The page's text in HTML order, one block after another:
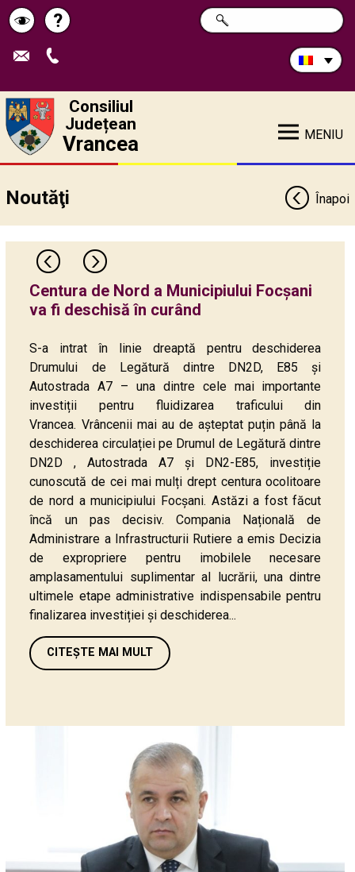
Schimbă
contrastul
Pagina
de
?
Caută
în
CAUTĂ
Consiliul
Județean
Vrancea MENIU
Noutăţi Înapoi
Centura de Nord a Municipiului Focșani
va fi deschisă în curând
S-a intrat în linie dreaptă pentru deschiderea
Drumului de Legătură dintre DN2D, E85 și
Autostrada A7 – una dintre cele mai importante
investiții pentru fluidizarea traficului din
Vrancea. Vrâncenii mai au de așteptat puțin până la
deschiderea circulației pe Drumul de Legătură dintre
DN2D , Autostrada A7 și DN2-E85, investiție
cunoscută de cei mai mulți drept centura ocolitoare
de nord a municipiului Focșani. Astăzi a fost făcut
încă un pas decisiv. Compania Națională de
Administrare a Infrastructurii Rutiere a emis Decizia
de expropriere pentru imobilele necesare
amplasamentului suplimentar al lucrării, una dintre
ultimele etape administrative indispensabile pentru
finalizarea investiției și deschiderea...
CITEȘTE MAI MULT